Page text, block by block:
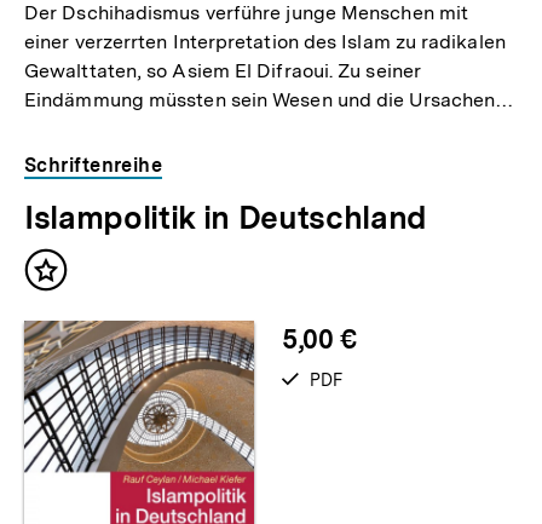
Der Dschihadismus verführe junge Menschen mit
einer verzerrten Interpretation des Islam zu radikalen
Gewalttaten, so Asiem El Difraoui. Zu seiner
Eindämmung müssten sein Wesen und die Ursachen…
Schriftenreihe
Islampolitik in Deutschland
Inhalt
5,00 €
verfügbar
PDF